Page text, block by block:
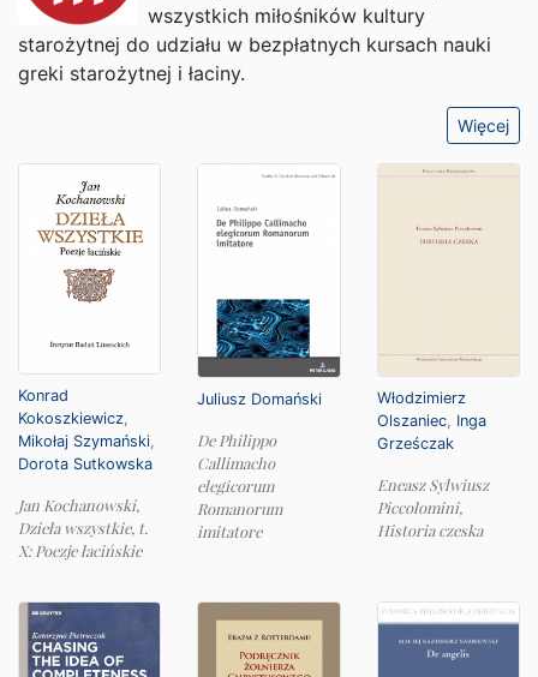
Konrad
Kokoszkiewicz,
Mikołaj Szymański,
Dorota Sutkowska
Jan Kochanowski,
Dzieła wszystkie, t.
X: Poezje łacińskie
Juliusz Domański
De Philippo
Callimacho
elegicorum
Romanorum
imitatore
Włodzimierz
Olszaniec, Inga
Grześczak
Eneasz Sylwiusz
Piccolomini,
Historia czeska
wszystkich miłośników kultury
starożytnej do udziału w bezpłatnych kursach nauki
greki starożytnej i łaciny.
Więcej